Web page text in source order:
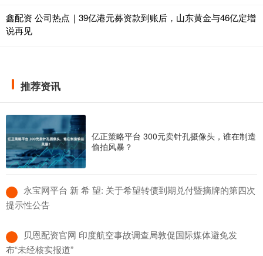
鑫配资 公司热点｜39亿港元募资款到账后，山东黄金与46亿定增
说再见
推荐资讯
亿正策略平台 300元卖针孔摄像头，谁在制造
偷拍风暴？
​永宝网平台 新 希 望: 关于希望转债到期兑付暨摘牌的第四次
提示性公告
​贝恩配资官网 印度航空事故调查局敦促国际媒体避免发
布“未经核实报道”